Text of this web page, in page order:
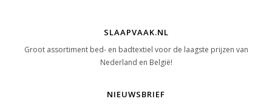
SLAAPVAAK.NL
Groot assortiment bed- en badtextiel voor de laagste prijzen van
Nederland en België!
NIEUWSBRIEF